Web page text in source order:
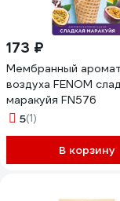
173 ₽
Мембранный
воздуха FENOM
маракуйя FN576
5(1)
В корзину